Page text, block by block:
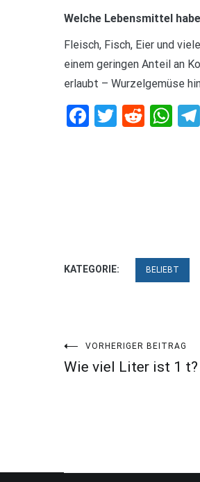
Welche Lebensmittel
Fleisch, Fisch, Eier und
einem geringen Anteil an
erlaubt – Wurzelgemüse
Facebook
Twitter
Reddit
KATEGORIE: BELIEBT
Beitragsnavigation
VORHERIGER BEITRAG
Wie viel Liter ist 1 t?